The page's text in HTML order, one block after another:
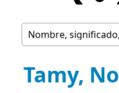
Tamy,